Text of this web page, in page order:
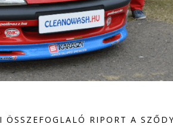
ÖSSZEFOGLALÓ RIPORT A